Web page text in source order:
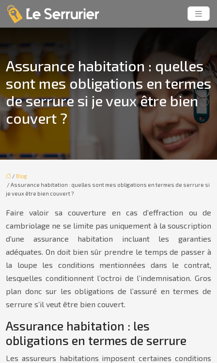
Assurance habitation : quelles
sont mes obligations en termes
de serrure si je veux être bien
couvert ?
/ Blog
/ Assurance habitation : quelles sont mes obligations en termes de serrure si
je veux être bien couvert ?
Faire valoir sa couverture en cas d’effraction ou de
cambriolage ne se limite pas uniquement à la souscription
d’une assurance habitation incluant les garanties
adéquates. On doit bien sûr prendre le temps de passer à
la loupe les conditions mentionnées dans le contrat,
lesquelles conditionnent l’octroi de l’indemnisation. Gros
plan donc sur les obligations de l’assuré en termes de
serrure s’il veut être bien couvert.
Assurance habitation : les
obligations en termes de serrure
Les assureurs habitations imposent certaines conditions